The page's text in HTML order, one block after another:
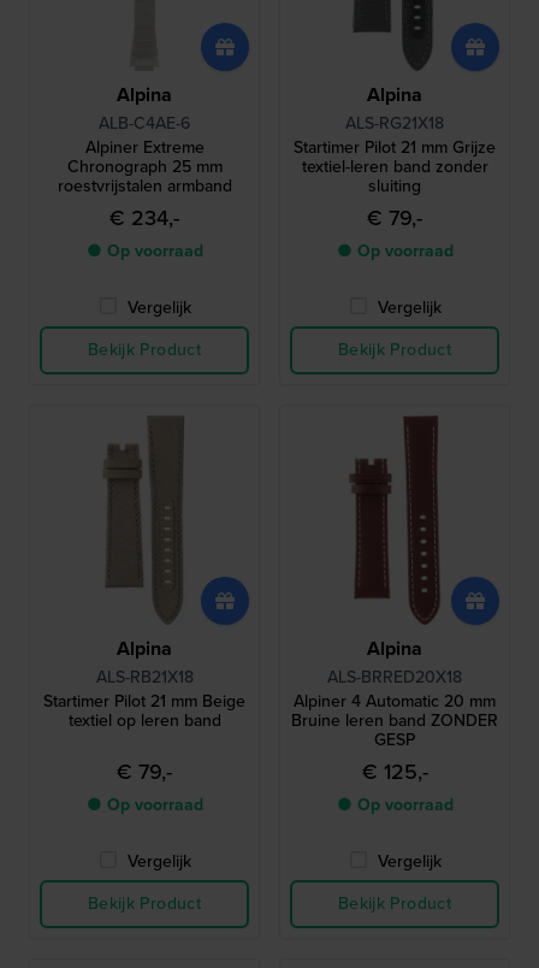
Alpina
ALB-C4AE-6
Alpiner Extreme
Chronograph 25 mm
roestvrijstalen armband
€ 234,-
● Op voorraad
Vergelijk
Bekijk Product
Alpina
ALS-RG21X18
Startimer Pilot 21 mm Grijze
textiel-leren band zonder
sluiting
€ 79,-
● Op voorraad
Vergelijk
Bekijk Product
Alpina
ALS-RB21X18
Startimer Pilot 21 mm Beige
textiel op leren band
€ 79,-
● Op voorraad
Vergelijk
Bekijk Product
Alpina
ALS-BRRED20X18
Alpiner 4 Automatic 20 mm
Bruine leren band ZONDER
GESP
€ 125,-
● Op voorraad
Vergelijk
Bekijk Product